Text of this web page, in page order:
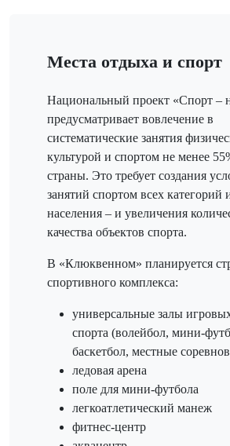
Места отдыха и спорт
Национальный проект «Спорт –
предусматривает вовлечение в
систематические занятия
культурой и спортом не менее
страны. Это требует создания
занятий спортом всех категорий
населения – и увеличения
качества объектов спорта.
В «Клюквенном» планируется
спортивного комплекса:
универсальные залы
спорта (волейбол, мини-
баскетбол, местные
ледовая арена
поле для мини-футбола
легкоатлетический манеж
фитнес-центр